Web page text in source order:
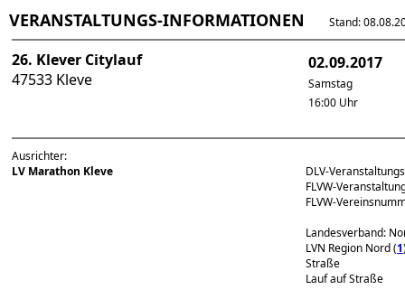
VERANSTALTUNGS-INFORMATIONEN Stand:
26. Klever Citylauf
47533 Kleve
02.09.2017
Samstag
16:00 Uhr
Ausrichter:
LV Marathon Kleve
DLV-
FLVW-
FLVW-
Landesverband:
LVN Region Nord (1
Straße
Lauf auf Straße